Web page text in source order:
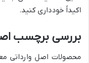
اکیداً خودداری کنید.
بررسی برچسب
محصولات اصل وارداتی